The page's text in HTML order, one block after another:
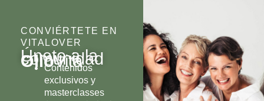
CONVIÉRTETE EN
VITALOVER
Únete a la
comunidad
OlioVita
Contenidos
exclusivos y
masterclasses